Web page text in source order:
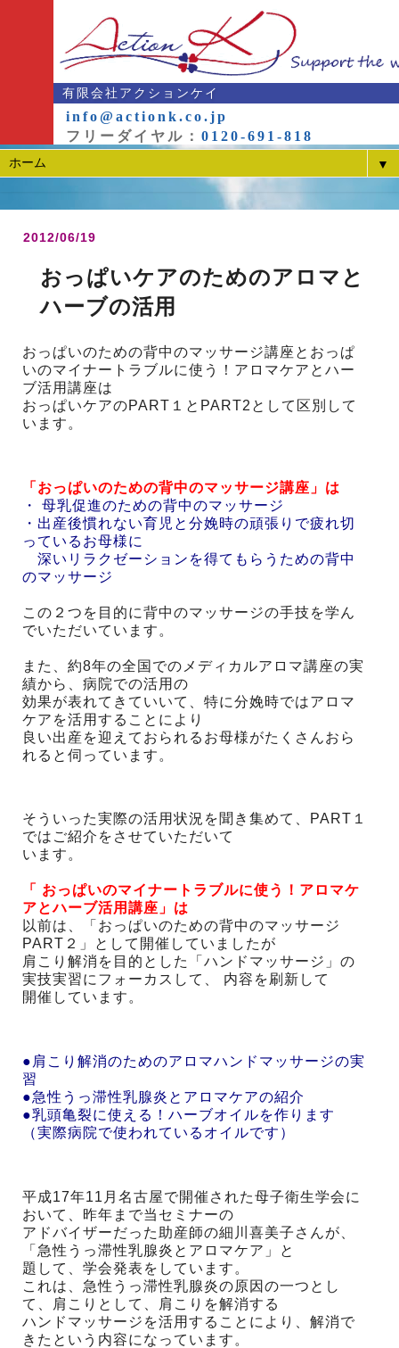
有限会社アクションケイ
info@actionk.co.jp
フリーダイヤル： 0120-691-818
▼
2012/06/19
おっぱいケアのためのアロマと
ハーブの活用
おっぱいのための背中のマッサージ講座とおっぱ
いのマイナートラブルに使う！アロマケアとハー
ブ活用講座は
おっぱいケアのPART１とPART2として区別して
います。
「おっぱいのための背中のマッサージ講座」は
・ 母乳促進のための背中のマッサージ
・出産後慣れない育児と分娩時の頑張りで疲れ切
っているお母様に
深いリラクゼーションを得てもらうための背中
のマッサージ
この２つを目的に背中のマッサージの手技を学ん
でいただいています。
また、約8年の全国でのメディカルアロマ講座の実
績から、病院での活用の
効果が表れてきていいて、特に分娩時ではアロマ
ケアを活用することにより
良い出産を迎えておられるお母様がたくさんおら
れると伺っています。
そういった実際の活用状況を聞き集めて、PART１
ではご紹介をさせていただいて
います。
「 おっぱいのマイナートラブルに使う！アロマケ
アとハーブ活用講座」は
以前は、「おっぱいのための背中のマッサージ
PART２」として開催していましたが
肩こり解消を目的とした「ハンドマッサージ」の
実技実習にフォーカスして、 内容を刷新して
開催しています。
●肩こり解消のためのアロマハンドマッサージの実
習
●急性うっ滞性乳腺炎とアロマケアの紹介
●乳頭亀裂に使える！ハーブオイルを作ります
（実際病院で使われているオイルです）
平成17年11月名古屋で開催された母子衛生学会に
おいて、昨年まで当セミナーの
アドバイザーだった助産師の細川喜美子さんが、
「急性うっ滞性乳腺炎とアロマケア」と
題して、学会発表をしています。
これは、急性うっ滞性乳腺炎の原因の一つとし
て、肩こりとして、肩こりを解消する
ハンドマッサージを活用することにより、解消で
きたという内容になっています。